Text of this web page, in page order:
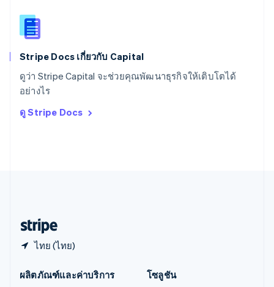
Stripe Docs เกี่ยวกับ Capital
ดูว่า Stripe Capital จะช่วยคุณพัฒนาธุรกิจให้เติบโตได้
อย่างไร
ดู Stripe Docs
ไทย (ไทย)
English
สิงคโปร์
ออสเตรเลีย
ออสเตรีย
Deutsch
ItalianoEnglish
ผลิตภัณฑ์และค่าบริการ
โซลูชัน